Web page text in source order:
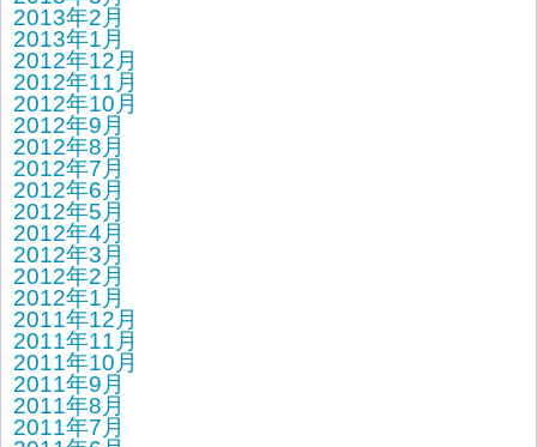
2013年2月
2013年1月
2012年12月
2012年11月
2012年10月
2012年9月
2012年8月
2012年7月
2012年6月
2012年5月
2012年4月
2012年3月
2012年2月
2012年1月
2011年12月
2011年11月
2011年10月
2011年9月
2011年8月
2011年7月